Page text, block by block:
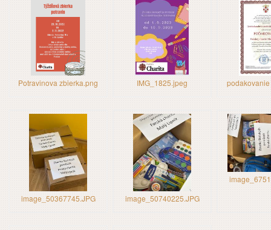
Potravinova zbierka.png IMG_1825.jpeg
image_50367745.JPG image_50740225.JPG